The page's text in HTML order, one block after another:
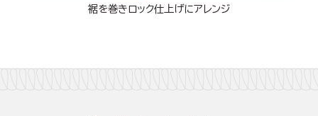
裾を巻きロック仕上げにアレンジ